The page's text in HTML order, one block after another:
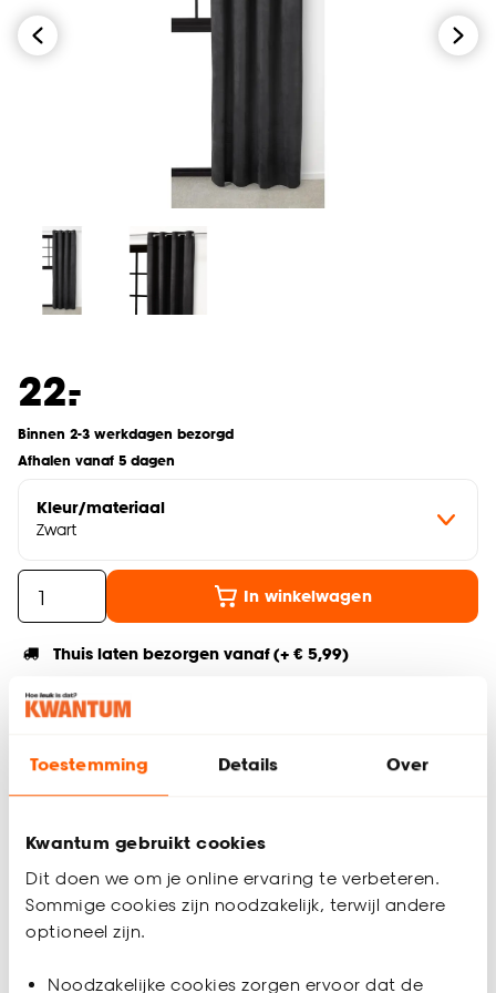
Toestemming Details Over
Kwantum gebruikt cookies
Dit doen we om je online ervaring te verbeteren.
Sommige cookies zijn noodzakelijk, terwijl andere
optioneel zijn.
Noodzakelijke cookies zorgen ervoor dat de
22.
-
Binnen 2-3 werkdagen bezorgd
Afhalen vanaf 5 dagen
Kleur/materiaal
Zwart
In winkelwagen
Thuis laten bezorgen vanaf (+ € 5,99)
Gratis afhalen in de winkel
Altijd de laagste prijs
Deel jouw product & volg ons op social
Productomschrijving
Kant en klaar ringgordijn van stevige zwartkleurige stof.
Soepelvallend en kreukherstellend. 140 cm breed.